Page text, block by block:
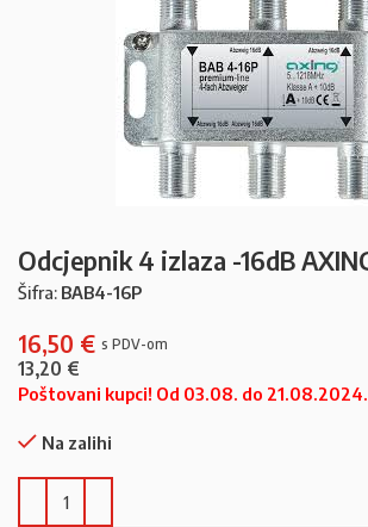
Odcjepnik 4 izlaza -16dB
Šifra: BAB4-16P
16,50 €
13,20 €
Poštovani kupci! Od 03.08. do
Na zalihi